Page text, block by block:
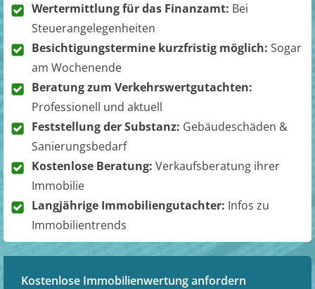
Wertermittlung für das Finanzamt: Bei
Steuerangelegenheiten
Besichtigungstermine kurzfristig möglich: Sogar
am Wochenende
Beratung zum Verkehrswertgutachten:
Professionell und aktuell
Feststellung der Substanz: Gebäudeschäden &
Sanierungsbedarf
Kostenlose Beratung: Verkaufsberatung ihrer
Immobilie
Langjährige Immobiliengutachter: Infos zu
Immobilientrends
Kostenlose Immobilienwertung anfordern